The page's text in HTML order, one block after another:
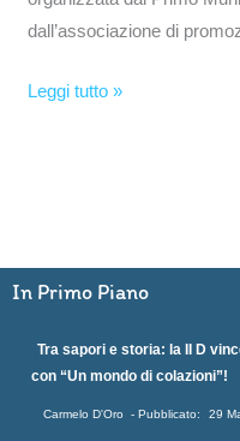
dall’associazione di
Leggi tutto »
In Primo Piano
Tra sapori e storia: la II D
con “Un mondo di colazioni”!
Carmelo D'Oro 29